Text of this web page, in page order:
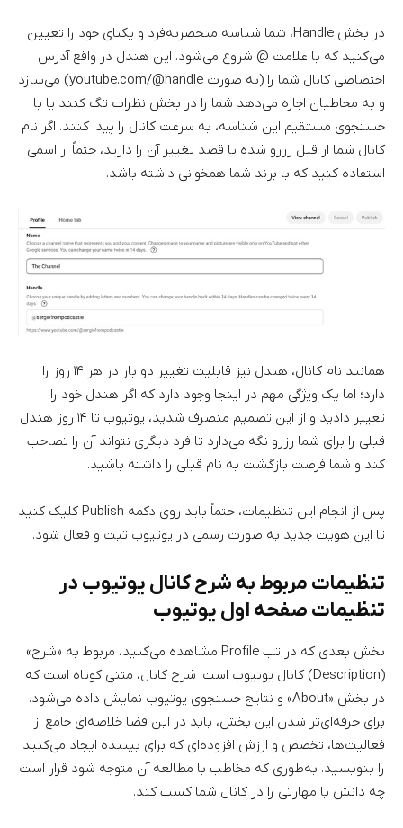
در بخش Handle، شما شناسه منحصربه‌فرد و یکتای خود را تعیین
می‌کنید که با علامت @ شروع می‌شود. این هندل در واقع آدرس
اختصاصی کانال شما را (به صورت youtube.com/@handle) می‌سازد
و به مخاطبان اجازه می‌دهد شما را در بخش نظرات تگ کنند یا با
جستجوی مستقیم این شناسه، به سرعت کانال را پیدا کنند. اگر نام
کانال شما از قبل رزرو شده یا قصد تغییر آن را دارید، حتماً از اسمی
استفاده کنید که با برند شما همخوانی داشته باشد.
همانند نام کانال، هندل نیز قابلیت تغییر دو بار در هر ۱۴ روز را
دارد؛ اما یک ویژگی مهم در اینجا وجود دارد که اگر هندل خود را
تغییر دادید و از این تصمیم منصرف شدید، یوتیوب تا ۱۴ روز هندل
قبلی را برای شما رزرو نگه می‌دارد تا فرد دیگری نتواند آن را تصاحب
کند و شما فرصت بازگشت به نام قبلی را داشته باشید.
پس از انجام این تنظیمات، حتماً باید روی دکمه Publish کلیک کنید
تا این هویت جدید به صورت رسمی در یوتیوب ثبت و فعال شود.
تنظیمات مربوط به شرح کانال یوتیوب در
تنظیمات صفحه اول یوتیوب
بخش بعدی که در تب Profile مشاهده می‌کنید، مربوط به «شرح»
(Description) کانال یوتیوب است. شرح کانال، متنی کوتاه است که
در بخش «About» و نتایج جستجوی یوتیوب نمایش داده می‌شود.
برای حرفه‌ای‌تر شدن این بخش، باید در این فضا خلاصه‌ای جامع از
فعالیت‌ها، تخصص و ارزش افزوده‌ای که برای بیننده ایجاد می‌کنید
را بنویسید. به‌طوری که مخاطب با مطالعه آن متوجه شود قرار است
چه دانش یا مهارتی را در کانال شما کسب کند.